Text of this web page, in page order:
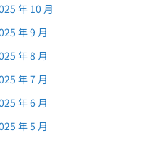
年 10 月
年 9 月
年 8 月
年 7 月
年 6 月
年 5 月